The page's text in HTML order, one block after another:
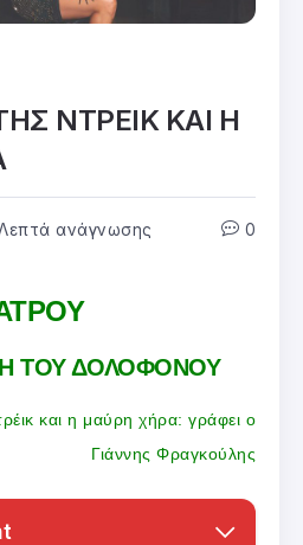
ΝΤΡΕΙΚ ΚΑΙ Η
ανάγνωσης 0
ΤΟΥ ΔΟΛΟΦΟΝΟΥ
και η μαύρη χήρα: γράφει ο
Γιάννης Φραγκούλης